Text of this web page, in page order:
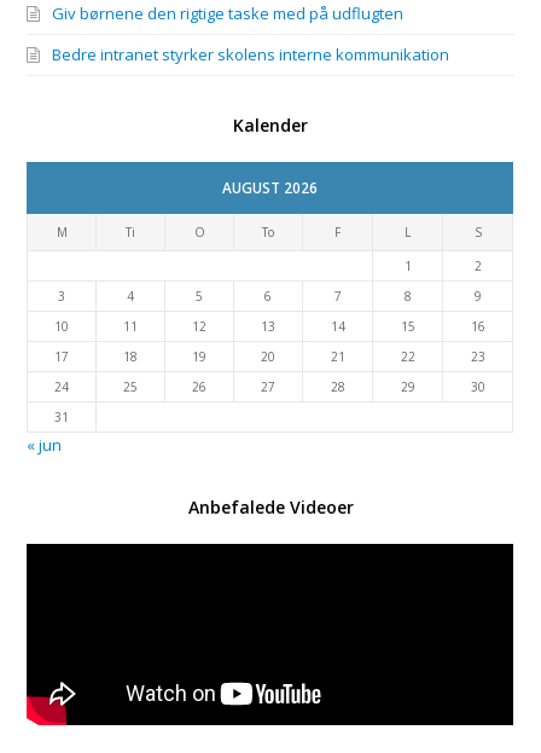
Giv børnene den rigtige taske med på udflugten
Bedre intranet styrker skolens interne kommunikation
Kalender
AUGUST 2026
M Ti O To F L
S
1
2
3
4 5 6 7 8
9
10
11 12 13 14 15
16
17
18 19 20 21 22
23
24
25 26 27 28 29
30
31
« jun
Anbefalede Videoer